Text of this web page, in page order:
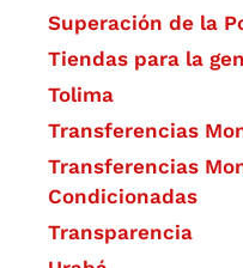
Superación de la
Tiendas para la
Tolima
Transferencias
Transferencias
Condicionadas
Transparencia